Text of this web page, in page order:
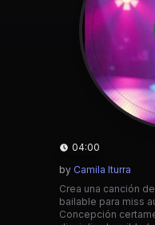
04:00
by Camila Iturra
Crea una canción
bailable para miss
Concepción